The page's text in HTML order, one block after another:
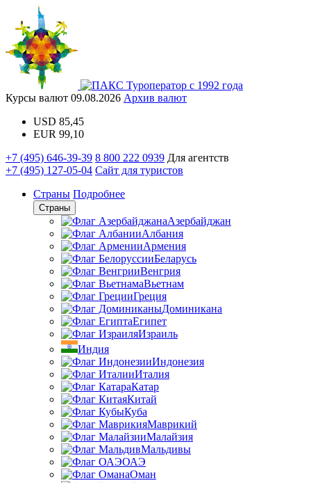
Туроператор с 1992 года
Курсы валют 09.08.2026 Архив валют
USD 85,45
EUR 99,10
+7 (495) 646-39-39 8 800 222 0939 Для агентств
+7 (495) 127-05-04 Сайт для туристов
Страны Подробнее
Страны
Азербайджан
Албания
Армения
Беларусь
Венгрия
Вьетнам
Греция
Доминикана
Египет
Израиль
Индия
Индонезия
Италия
Катар
Китай
Куба
Маврикий
Малайзия
Мальдивы
ОАЭ
Оман